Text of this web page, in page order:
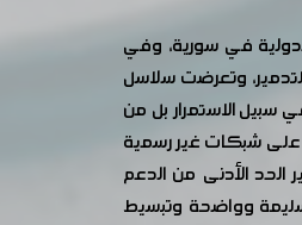
في سورية، وفي
وتعرضت سلاسل
سبيل الاستمرار بل من
على شبكات غير رسمية
الحد الأدنى من الدعم
سليمة وواضحة وتبسيط